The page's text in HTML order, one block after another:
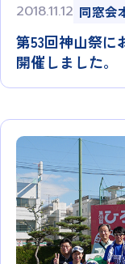
2018.11.12 同窓会
第53回神山祭に
開催しました。